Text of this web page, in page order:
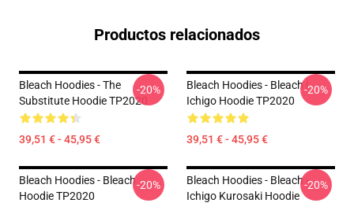
Productos relacionados
Bleach Hoodies - The
Substitute Hoodie TP2020
39,51 € - 45,95 €
-20%
Bleach Hoodies - Bleach |
Ichigo Hoodie TP2020
39,51 € - 45,95 €
-20%
Bleach Hoodies - Bleach
Hoodie TP2020
-20%
Bleach Hoodies - Bleach -
Ichigo Kurosaki Hoodie
-20%